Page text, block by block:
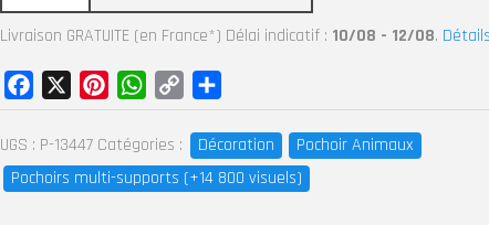
Livraison GRATUITE (en France*) Délai indicatif : 10/08 - 12/08.
UGS : P-13447 Catégories : Décoration
Pochoir Animaux
Pochoirs multi-supports (+14 800 visuels)
Facebook PinterestWhatsApp
Copy
Link